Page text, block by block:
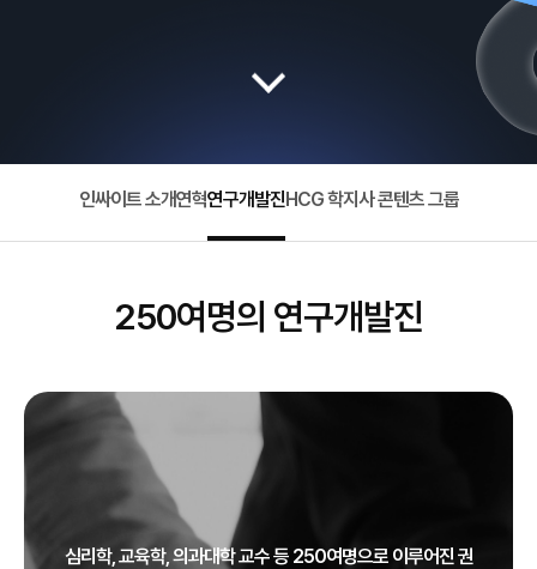
인싸이트 소개연혁연구개발진HCG 학지사 콘텐츠 그룹
250여명의 연구개발진
심리학, 교육학, 의과대학 교수 등 250여명으로 이루어진 권